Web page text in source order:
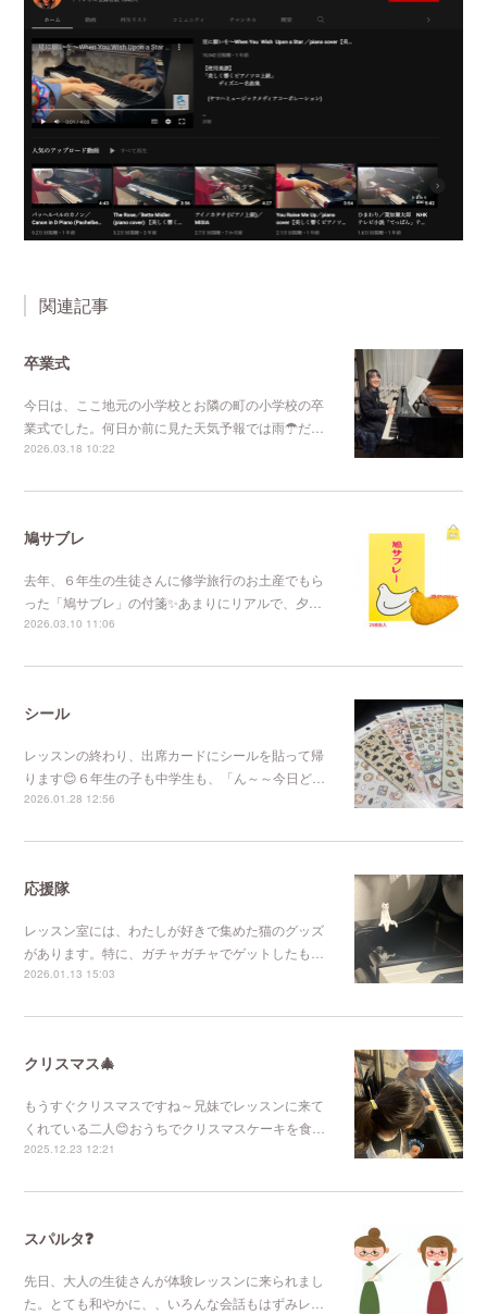
関連記事
卒業式
今日は、ここ地元の小学校とお隣の町の小学校の卒
業式でした。何日か前に見た天気予報では雨☂だ…
2026.03.18 10:22
鳩サブレ
去年、６年生の生徒さんに修学旅行のお土産でもら
った「鳩サブレ」の付箋✨あまりにリアルで、夕…
2026.03.10 11:06
シール
レッスンの終わり、出席カードにシールを貼って帰
ります😊６年生の子も中学生も、「ん～～今日ど…
2026.01.28 12:56
応援隊
レッスン室には、わたしが好きで集めた猫のグッズ
があります。特に、ガチャガチャでゲットしたも…
2026.01.13 15:03
クリスマス🎄
もうすぐクリスマスですね～兄妹でレッスンに来て
くれている二人😊おうちでクリスマスケーキを食…
2025.12.23 12:21
スパルタ❓
先日、大人の生徒さんが体験レッスンに来られまし
た。とても和やかに、、いろんな会話もはずみレ…